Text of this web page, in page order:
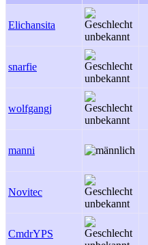
Elichansita
snarfie
wolfgangj
manni
Novitec
CmdrYPS